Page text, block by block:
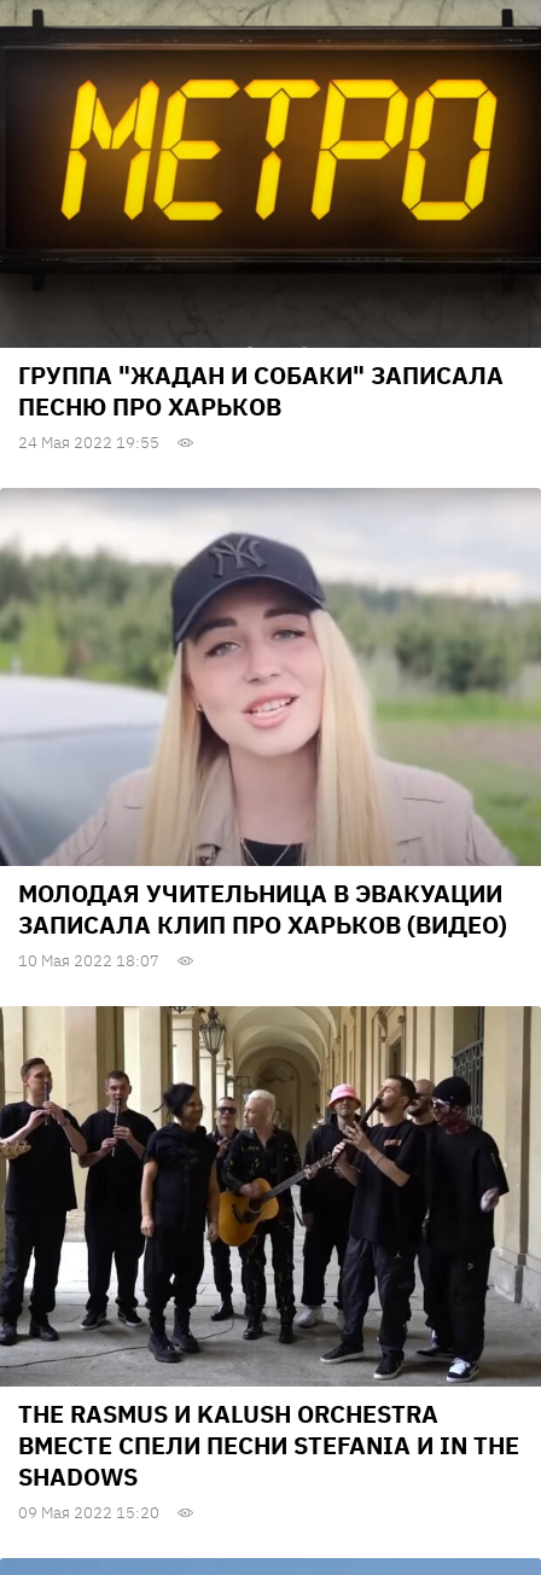
ГРУППА "ЖАДАН И СОБАКИ" ЗАПИСАЛА
ПЕСНЮ ПРО ХАРЬКОВ
24 Мая 2022 19:55
МОЛОДАЯ УЧИТЕЛЬНИЦА В ЭВАКУАЦИИ
ЗАПИСАЛА КЛИП ПРО ХАРЬКОВ (ВИДЕО)
10 Мая 2022 18:07
THE RASMUS И KALUSH ORCHESTRA
ВМЕСТЕ СПЕЛИ ПЕСНИ STEFANIA И IN THE
SHADOWS
09 Мая 2022 15:20